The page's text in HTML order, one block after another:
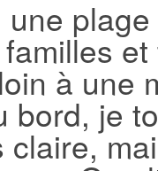
une
à une
bord, je
claire,